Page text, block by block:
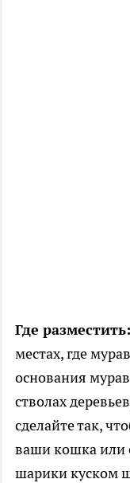
Где разместить:
местах, где
основания
стволах
сделайте так,
ваши кошка или
шарики куском